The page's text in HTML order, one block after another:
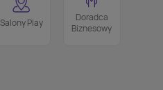
Salony Play
Doradca
Biznesowy